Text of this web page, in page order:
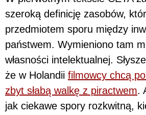
szeroką definicję zasobów,
przedmiotem sporu między
państwem. Wymieniono tam
własności intelektualnej.
że w Holandii filmowcy chcą
zbyt słabą walkę z piractwem.
jak ciekawe spory rozkwitną,